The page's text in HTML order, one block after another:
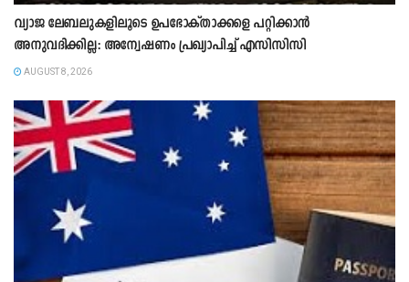
വ്യാജ ലേബലുകളിലൂടെ ഉപഭോക്താക്കളെ പറ്റിക്കാൻ
അനുവദിക്കില്ല: അന്വേഷണം പ്രഖ്യാപിച്ച് എസിസിസി
AUGUST 8, 2026